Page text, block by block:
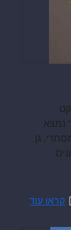
נמצא
גן
קראו עוד